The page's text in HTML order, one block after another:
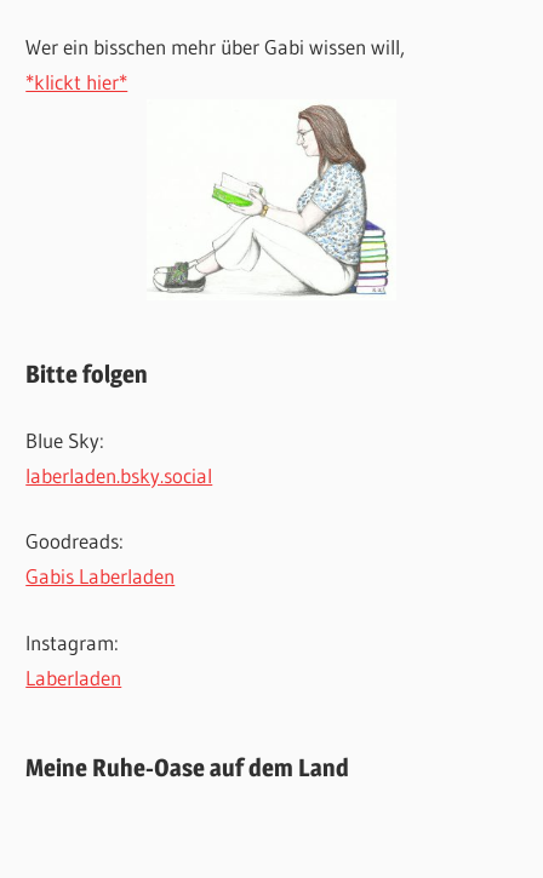
Wer ein bisschen mehr über Gabi wissen will,
*klickt hier*
Bitte folgen
Blue Sky:
laberladen.bsky.social
Goodreads:
Gabis Laberladen
Instagram:
Laberladen
Meine Ruhe-Oase auf dem Land